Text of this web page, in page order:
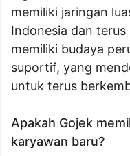
memiliki jaringan
Indonesia dan
memiliki budaya
suportif, yang
untuk terus
Apakah Gojek
karyawan baru?